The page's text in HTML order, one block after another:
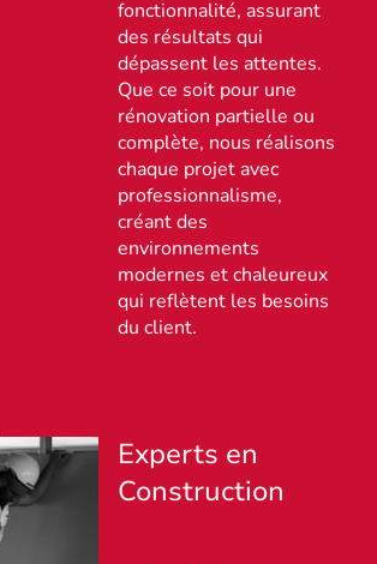
fonctionnalité, assurant
des résultats qui
dépassent les attentes.
Que ce soit pour une
rénovation partielle ou
complète, nous réalisons
chaque projet avec
professionnalisme,
créant des
environnements
modernes et chaleureux
qui reflètent les besoins
du client.
Experts en
Construction